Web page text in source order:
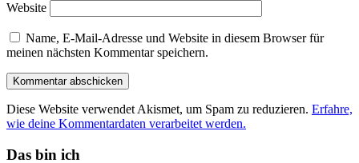
Website
Name, E-Mail-Adresse und Website in diesem Browser für
meinen nächsten Kommentar speichern.
Diese Website verwendet Akismet, um Spam zu reduzieren. Erfahre,
wie deine Kommentardaten verarbeitet werden.
Das bin ich